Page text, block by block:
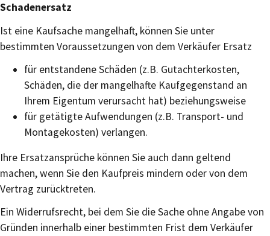
Schadenersatz
Ist eine Kaufsache mangelhaft, können Sie unter
bestimmten Voraussetzungen von dem Verkäufer Ersatz
für entstandene Schäden (z.B. Gutachterkosten,
Schäden, die der mangelhafte Kaufgegenstand an
Ihrem Eigentum verursacht hat) beziehungsweise
für getätigte Aufwendungen (z.B. Transport- und
Montagekosten) verlangen.
Ihre Ersatzansprüche können Sie auch dann geltend
machen, wenn Sie den Kaufpreis mindern oder von dem
Vertrag zurücktreten.
Ein Widerrufsrecht, bei dem Sie die Sache ohne Angabe von
Gründen innerhalb einer bestimmten Frist dem Verkäufer